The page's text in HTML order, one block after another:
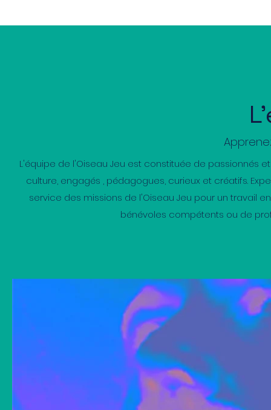
L'équipe de l'Oiseau Jeu est constituée de passionnés
culture, engagés , pédagogues, curieux et créatifs.
service des missions de l'Oiseau Jeu pour un travail
bénévoles compétents ou de